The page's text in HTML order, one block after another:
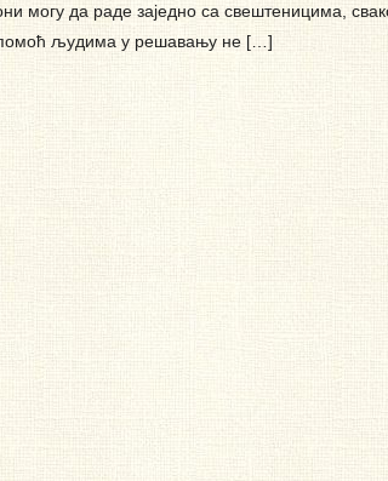
могу да раде заједно са свештеницима,
помоћ људима у решавању не […]